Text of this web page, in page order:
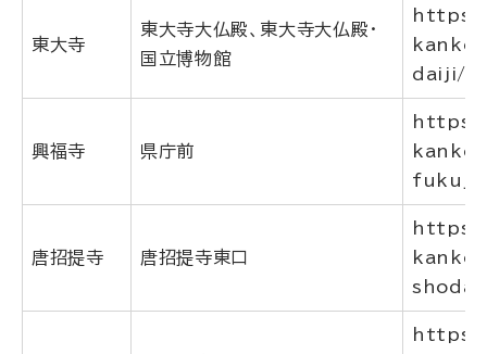
東大寺
東大寺大仏殿、東大寺大仏殿・
国立博物館
daiji/
興福寺 県庁前
fukuji/
唐招提寺 唐招提寺東口